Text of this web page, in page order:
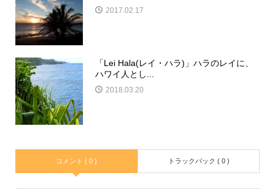
2017.02.17
「Lei Hala(レイ・ハラ)」ハラのレイに、
ハワイ人とし...
2018.03.20
コメント ( 0 ) トラックバック ( 0 )